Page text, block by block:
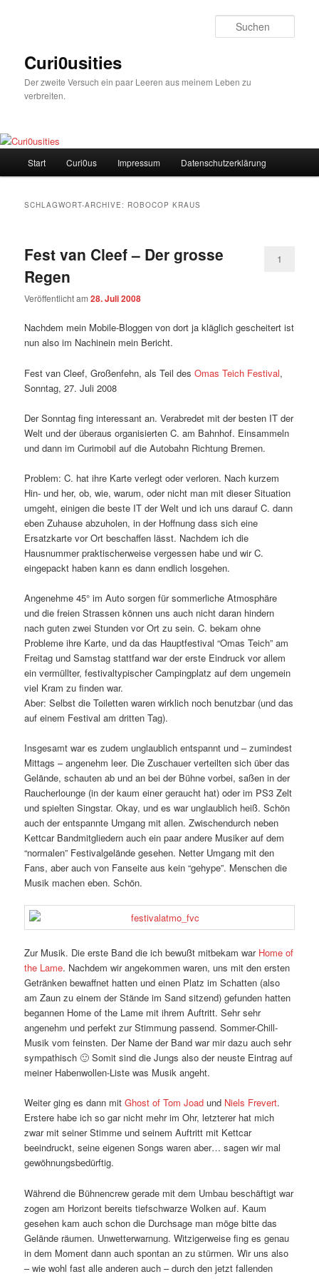
Curi0usities
Der zweite Versuch ein paar Leeren aus meinem Leben zu
verbreiten.
Start Curi0us Impressum Datenschutzerklärung
SCHLAGWORT-ARCHIVE: ROBOCOP KRAUS
Fest van Cleef – Der grosse
Regen
Veröffentlicht am28. Juli 2008
1
Nachdem mein Mobile-Bloggen von dort ja kläglich gescheitert ist
nun also im Nachinein mein Bericht.
Fest van Cleef, Großenfehn, als Teil desOmas Teich Festival,
Sonntag, 27. Juli 2008
Der Sonntag fing interessant an. Verabredet mit der besten IT der
Welt und der überaus organisierten C. am Bahnhof. Einsammeln
und dann im Curimobil auf die Autobahn Richtung Bremen.
Problem: C. hat ihre Karte verlegt oder verloren. Nach kurzem
Hin- und her, ob, wie, warum, oder nicht man mit dieser Situation
umgeht, einigen die beste IT der Welt und ich uns darauf C. dann
eben Zuhause abzuholen, in der Hoffnung dass sich eine
Ersatzkarte vor Ort beschaffen lässt. Nachdem ich die
Hausnummer praktischerweise vergessen habe und wir C.
eingepackt haben kann es dann endlich losgehen.
Angenehme 45° im Auto sorgen für sommerliche Atmosphäre
und die freien Strassen können uns auch nicht daran hindern
nach guten zwei Stunden vor Ort zu sein. C. bekam ohne
Probleme ihre Karte, und da das Hauptfestival “Omas Teich” am
Freitag und Samstag stattfand war der erste Eindruck vor allem
ein vermüllter, festivaltypischer Campingplatz auf dem ungemein
viel Kram zu finden war.
Aber: Selbst die Toiletten waren wirklich noch benutzbar (und das
auf einem Festival am dritten Tag).
Insgesamt war es zudem unglaublich entspannt und – zumindest
Mittags – angenehm leer. Die Zuschauer verteilten sich über das
Gelände, schauten ab und an bei der Bühne vorbei, saßen in der
Raucherlounge (in der kaum einer geraucht hat) oder im PS3 Zelt
und spielten Singstar. Okay, und es war unglaublich heiß. Schön
auch der entspannte Umgang mit allen. Zwischendurch neben
Kettcar Bandmitgliedern auch ein paar andere Musiker auf dem
“normalen” Festivalgelände gesehen. Netter Umgang mit den
Fans, aber auch von Fanseite aus kein “gehype”. Menschen die
Musik machen eben. Schön.
Zur Musik. Die erste Band die ich bewußt mitbekam war Home of
the Lame. Nachdem wir angekommen waren, uns mit den ersten
Getränken bewaffnet hatten und einen Platz im Schatten (also
am Zaun zu einem der Stände im Sand sitzend) gefunden hatten
begannen Home of the Lame mit ihrem Auftritt. Sehr sehr
angenehm und perfekt zur Stimmung passend. Sommer-Chill-
Musik vom feinsten. Der Name der Band war mir dazu auch sehr
sympathisch 🙂 Somit sind die Jungs also der neuste Eintrag auf
meiner Habenwollen-Liste was Musik angeht.
Weiter ging es dann mitGhost of Tom Joad und Niels Frevert.
Erstere habe ich so gar nicht mehr im Ohr, letzterer hat mich
zwar mit seiner Stimme und seinem Auftritt mit Kettcar
beeindruckt, seine eigenen Songs waren aber… sagen wir mal
gewöhnungsbedürftig.
Während die Bühnencrew gerade mit dem Umbau beschäftigt war
zogen am Horizont bereits tiefschwarze Wolken auf. Kaum
gesehen kam auch schon die Durchsage man möge bitte das
Gelände räumen. Unwetterwarnung. Witzigerweise fing es genau
in dem Moment dann auch spontan an zu stürmen. Wir uns also
– wie wohl fast alle anderen auch – durch den jetzt fallenden